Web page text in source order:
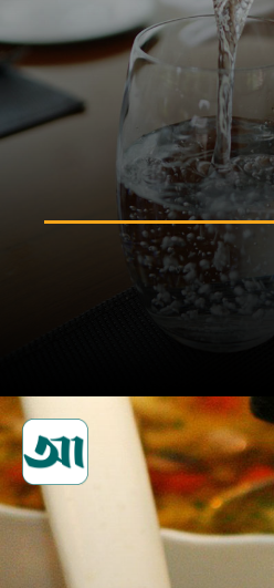
শরীর ও ত্বকে
জন্য পর্যাপ্ত পানি